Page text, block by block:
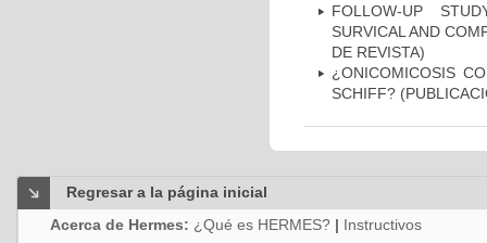
FOLLOW-UP
SURVICAL AND
DE REVISTA)
¿ONICOMICOSIS
SCHIFF?
Regresar a la página inicial
Acerca de Hermes: ¿Qué es HERMES? | Instructivos